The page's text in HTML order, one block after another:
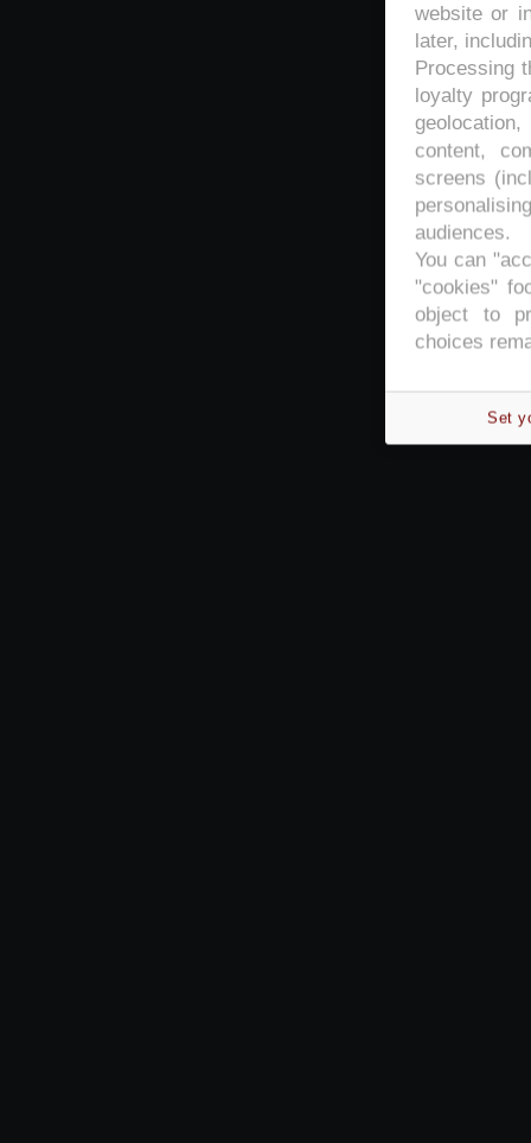
website or
later,
Processing
loyalty
content,
screens
audiences.
You can
"cookies"
object to
choices
Set